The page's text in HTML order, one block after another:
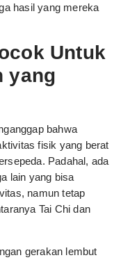
hasil yang mereka
Untuk
yang
bahwa
fisik yang berat
Padahal, ada
lain yang bisa
namun tetap
Tai Chi dan
gerakan lembut